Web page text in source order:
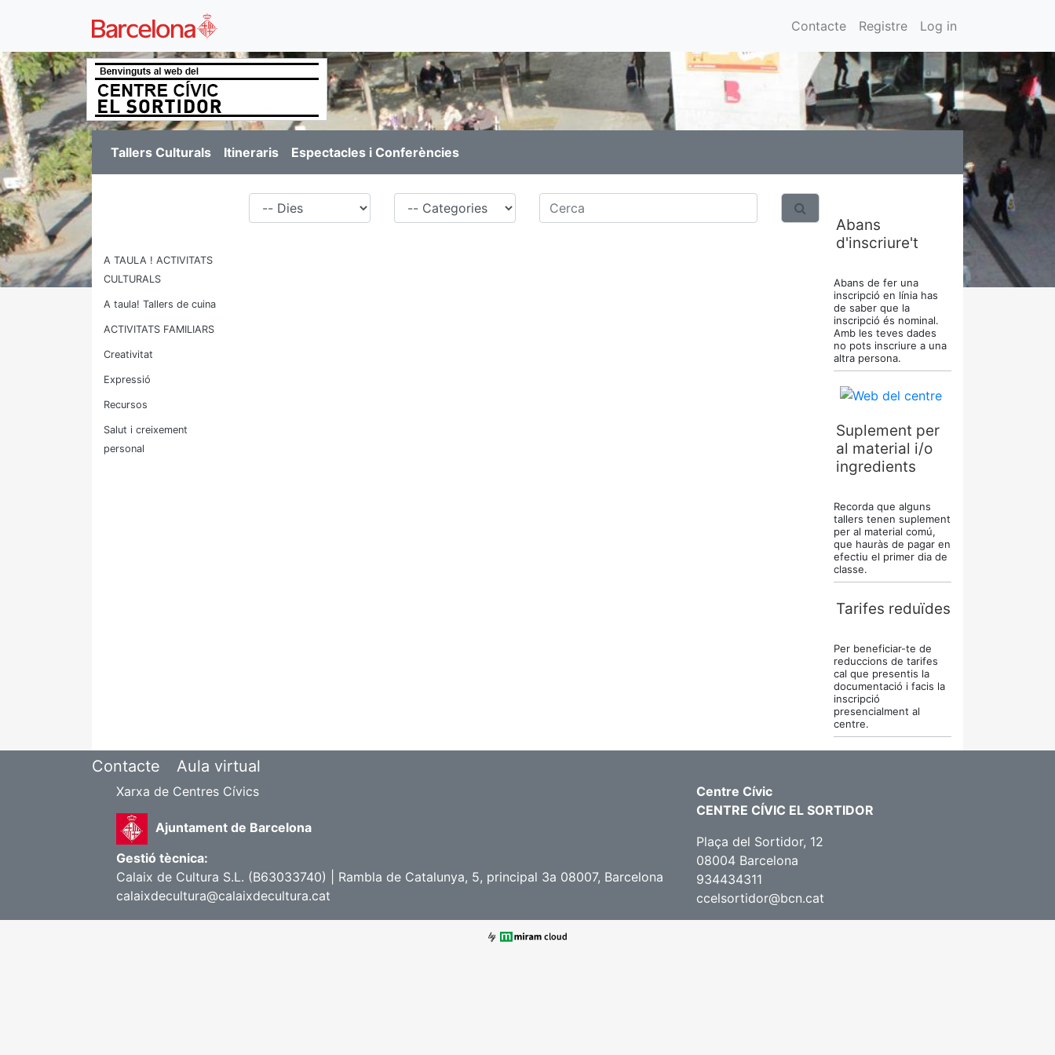
Contacte Registre Log in
Tallers Culturals Itineraris Espectacles i Conferències
A TAULA ! ACTIVITATS
CULTURALS
A taula! Tallers de cuina
ACTIVITATS FAMILIARS
Creativitat
Expressió
Recursos
Salut i creixement
personal
Cerca
Abans
d'inscriure't
Abans de fer una
inscripció en línia has
de saber que la
inscripció és nominal.
Amb les teves dades
no pots inscriure a una
altra persona.
Suplement per
al material i/o
ingredients
Recorda que alguns
tallers tenen suplement
per al material comú,
que hauràs de pagar en
efectiu el primer dia de
classe.
Tarifes reduïdes
Per beneficiar-te de
reduccions de tarifes
cal que presentis la
documentació i facis la
inscripció
presencialment al
centre.
Contacte Aula virtual
Xarxa de Centres Cívics
Ajuntament de Barcelona
Gestió tècnica:
Calaix de Cultura S.L. (B63033740) | Rambla de Catalunya, 5, principal 3a 08007, Barcelona
calaixdecultura@calaixdecultura.cat
Centre Cívic
CENTRE CÍVIC EL SORTIDOR
Plaça del Sortidor, 12
08004 Barcelona
934434311
ccelsortidor@bcn.cat